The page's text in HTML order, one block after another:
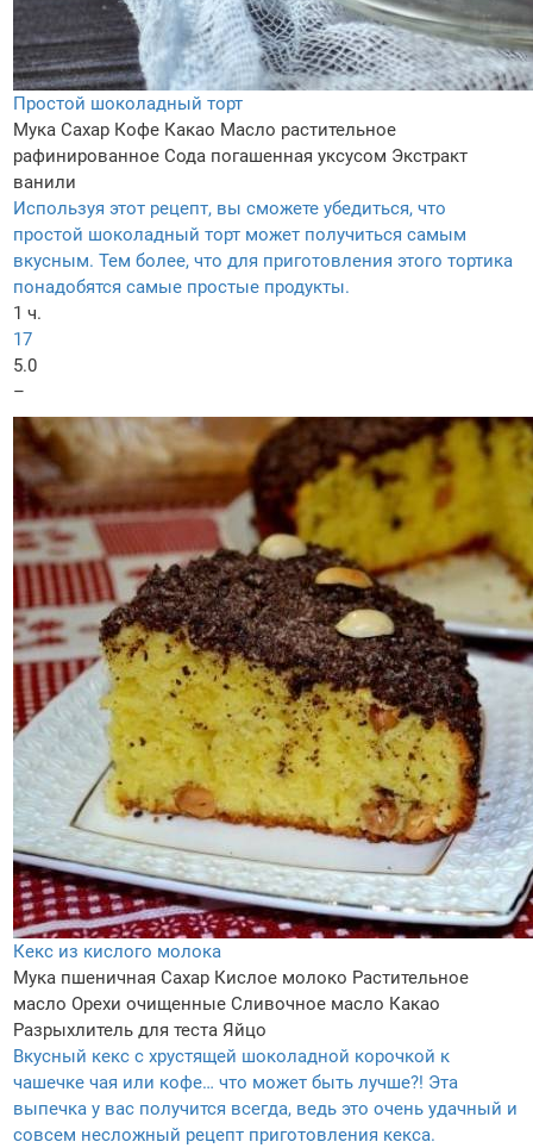
Простой шоколадный торт
Мука Сахар Кофе Какао Масло растительное
рафинированное Сода погашенная уксусом Экстракт
ванили
Используя этот рецепт, вы сможете убедиться, что
простой шоколадный торт может получиться самым
вкусным. Тем более, что для приготовления этого тортика
понадобятся самые простые продукты.
1 ч.
17
5.0
–
Кекс из кислого молока
Мука пшеничная Сахар Кислое молоко Растительное
масло Орехи очищенные Сливочное масло Какао
Разрыхлитель для теста Яйцо
Вкусный кекс с хрустящей шоколадной корочкой к
чашечке чая или кофе… что может быть лучше?! Эта
выпечка у вас получится всегда, ведь это очень удачный и
совсем несложный рецепт приготовления кекса.